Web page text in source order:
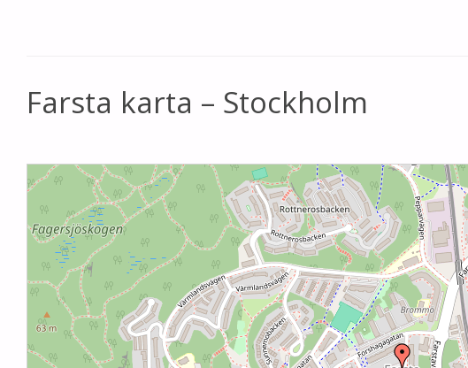
Farsta karta – Stockholm